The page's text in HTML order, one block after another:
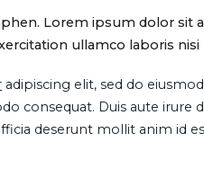
Lorem ipsum dolor sit
ullamco laboris nisi
adipiscing elit, sed do
consequat. Duis aute irure
deserunt mollit anim id